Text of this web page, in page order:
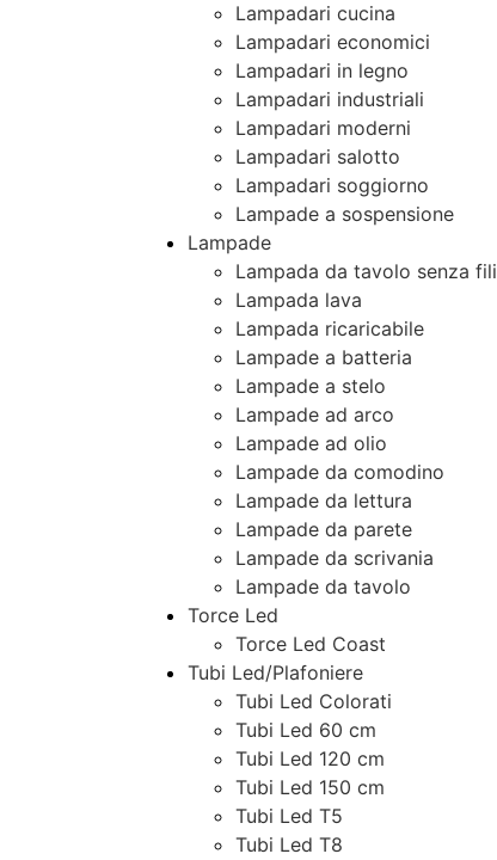
Lampadari cucina
Lampadari economici
Lampadari in legno
Lampadari industriali
Lampadari moderni
Lampadari salotto
Lampadari soggiorno
Lampade a sospensione
Lampade
Lampada da tavolo senza fili
Lampada lava
Lampada ricaricabile
Lampade a batteria
Lampade a stelo
Lampade ad arco
Lampade ad olio
Lampade da comodino
Lampade da lettura
Lampade da parete
Lampade da scrivania
Lampade da tavolo
Torce Led
Torce Led Coast
Tubi Led/Plafoniere
Tubi Led Colorati
Tubi Led 60 cm
Tubi Led 120 cm
Tubi Led 150 cm
Tubi Led T5
Tubi Led T8